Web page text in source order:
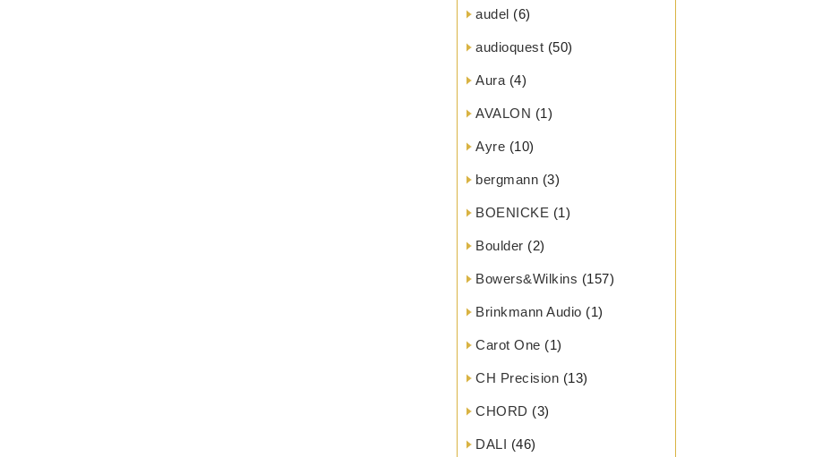
audel (6)
audioquest (50)
Aura (4)
AVALON (1)
Ayre (10)
bergmann (3)
BOENICKE (1)
Boulder (2)
Bowers&Wilkins (157)
Brinkmann Audio (1)
Carot One (1)
CH Precision (13)
CHORD (3)
DALI (46)